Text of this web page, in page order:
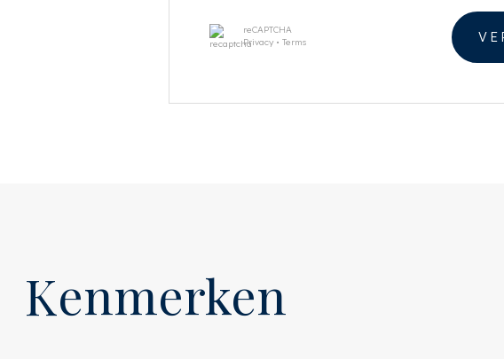
reCAPTCHA
Privacy • Terms
Kenmerken